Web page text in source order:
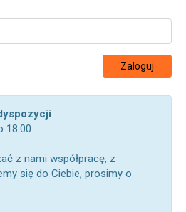
Zaloguj
18:00.
z nami współpracę, z
się do Ciebie, prosimy o